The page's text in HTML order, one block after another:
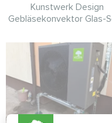
Kunstwerk Design
Gebläsekonvektor Glas-